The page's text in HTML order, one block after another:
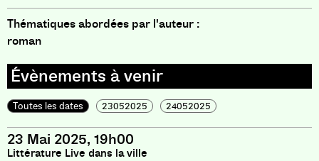
Thématiques abordées par l'auteur :
roman
Toutes les dates 23052025 24052025
23 Mai 2025, 19h00
Littérature Live dans la ville